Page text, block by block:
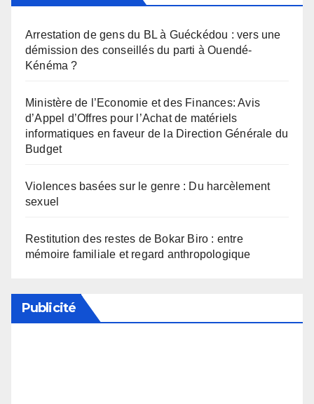
Arrestation de gens du BL à Guéckédou : vers une
démission des conseillés du parti à Ouendé-
Kénéma ?
Ministère de l’Economie et des Finances: Avis
d’Appel d’Offres pour l’Achat de matériels
informatiques en faveur de la Direction Générale du
Budget
Violences basées sur le genre : Du harcèlement
sexuel
Restitution des restes de Bokar Biro : entre
mémoire familiale et regard anthropologique
Publicité